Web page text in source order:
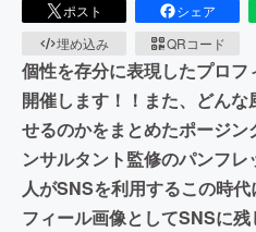
ポスト シェア
埋め込み
QRコード
個性を存分に表現したプロ
開催します！！また、どん
せるのかをまとめたポージン
ンサルタント監修のパンフ
人がSNSを利用するこの時
フィール画像としてSNSに残